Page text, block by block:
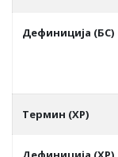
Дефиниција (БС)
Термин (ХР)